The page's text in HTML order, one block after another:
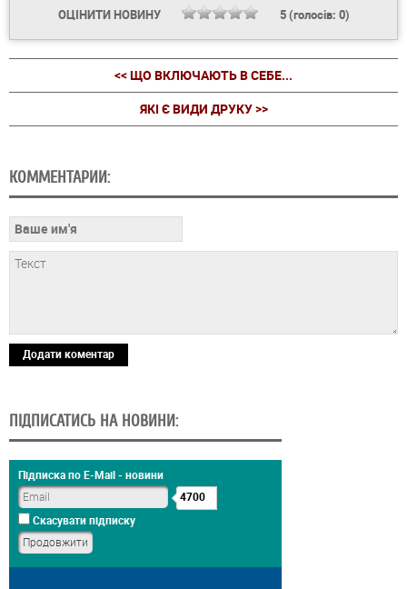
ОЦІНИТИ НОВИНУ 5(голосів: 0)
<< ЩО ВКЛЮЧАЮТЬ В СЕБЕ...
ЯКІ Є ВИДИ ДРУКУ >>
КОММЕНТАРИИ:
Додати коментар
ПІДПИСАТИСЬ НА НОВИНИ:
Підписка по E-Mail - новини
4700
Скасувати підписку